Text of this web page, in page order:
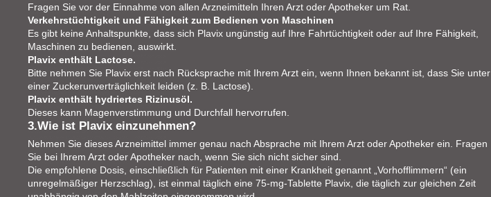
Fragen Sie vor der Einnahme von allen Arzneimitteln Ihren Arzt oder Apotheker um Rat.
Verkehrstüchtigkeit und Fähigkeit zum Bedienen von Maschinen
Es gibt keine Anhaltspunkte, dass sich Plavix ungünstig auf Ihre Fahrtüchtigkeit oder auf Ihre Fähigkeit,
Maschinen zu bedienen, auswirkt.
Plavix enthält Lactose.
Bitte nehmen Sie Plavix erst nach Rücksprache mit Ihrem Arzt ein, wenn Ihnen bekannt ist, dass Sie unter
einer Zuckerunverträglichkeit leiden (z. B. Lactose).
Plavix enthält hydriertes Rizinusöl.
Dieses kann Magenverstimmung und Durchfall hervorrufen.
3.Wie ist Plavix einzunehmen?
Nehmen Sie dieses Arzneimittel immer genau nach Absprache mit Ihrem Arzt oder Apotheker ein. Fragen
Sie bei Ihrem Arzt oder Apotheker nach, wenn Sie sich nicht sicher sind.
Die empfohlene Dosis, einschließlich für Patienten mit einer Krankheit genannt „Vorhofflimmern“ (ein
unregelmäßiger Herzschlag), ist einmal täglich eine 75-mg-Tablette Plavix, die täglich zur gleichen Zeit